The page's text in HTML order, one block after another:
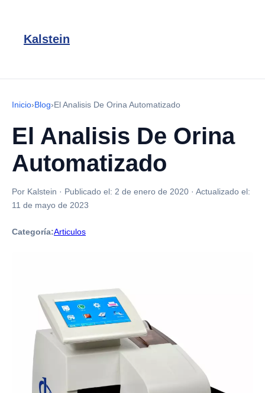
Kalstein
Inicio›Blog›El Analisis De Orina Automatizado
El Analisis De Orina
Automatizado
Por Kalstein · Publicado el: 2 de enero de 2020 · Actualizado el:
11 de mayo de 2023
Categoría:Articulos